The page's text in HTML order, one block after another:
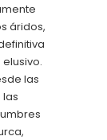
áridos,
las